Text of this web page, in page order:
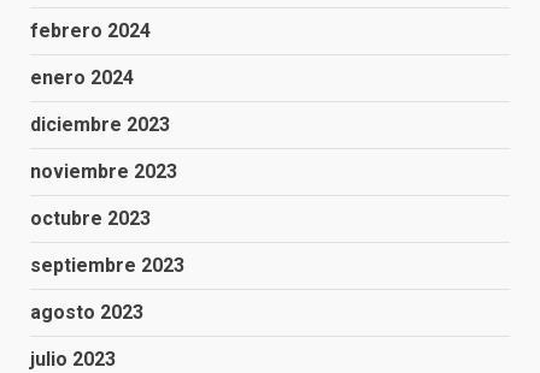
febrero 2024
enero 2024
diciembre 2023
noviembre 2023
octubre 2023
septiembre 2023
agosto 2023
julio 2023